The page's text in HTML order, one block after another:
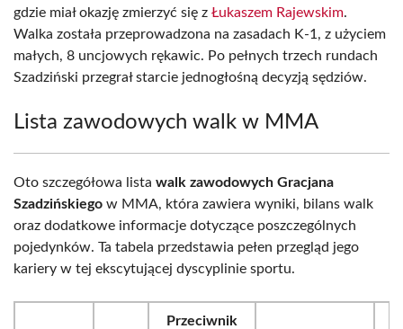
gdzie miał okazję zmierzyć się z Łukaszem Rajewskim.
Walka została przeprowadzona na zasadach K-1, z użyciem
małych, 8 uncjowych rękawic. Po pełnych trzech rundach
Szadziński przegrał starcie jednogłośną decyzją sędziów.
Lista zawodowych walk w MMA
Oto szczegółowa lista walk zawodowych Gracjana
Szadzińskiego w MMA, która zawiera wyniki, bilans walk
oraz dodatkowe informacje dotyczące poszczególnych
pojedynków. Ta tabela przedstawia pełen przegląd jego
kariery w tej ekscytującej dyscyplinie sportu.
Przeciwnik